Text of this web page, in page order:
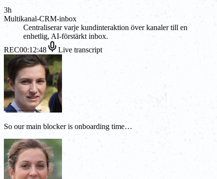
3h
Multikanal-CRM-inbox
Centraliserar varje kundinteraktion över kanaler till en
enhetlig, AI-förstärkt inbox.
REC00:12:48 Live transcript
So our main blocker is onboarding time…